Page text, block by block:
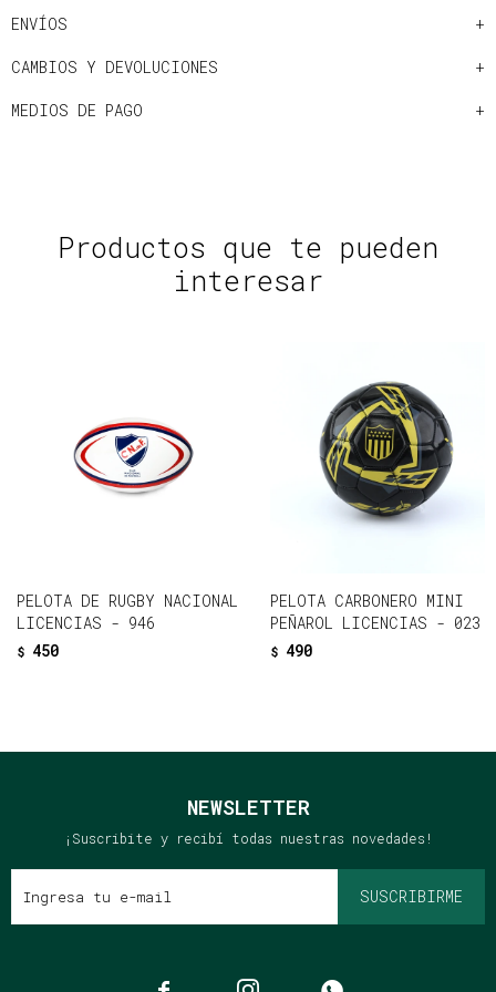
ENVÍOS
CAMBIOS Y DEVOLUCIONES
MEDIOS DE PAGO
Productos que te pueden
interesar
PELOTA DE RUGBY NACIONAL
LICENCIAS - 946
$ 450
PELOTA CARBONERO MINI
PEÑAROL LICENCIAS - 023
$ 490
NEWSLETTER
¡Suscribite y recibí todas nuestras novedades!
SUSCRIBIRME